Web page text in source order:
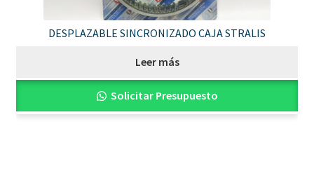
DESPLAZABLE SINCRONIZADO CAJA STRALIS
Leer más
Solicitar Presupuesto